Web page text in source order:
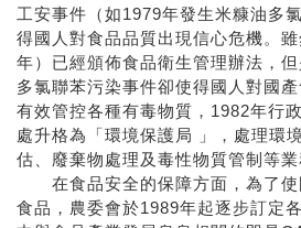
工安事件（如1979年發生米糠油多
得國人對食品品質出現信心危機。
年）已經頒佈食品衛生管理辦法，
多氯聯苯污染事件卻使得國人對國
有效管控各種有毒物質，1982年行
處升格為「環境保護局 」，處理環
估、廢棄物處理及毒性物質管制等業
在食品安全的保障方面，為了使
食品，農委會於1989年起逐步訂定